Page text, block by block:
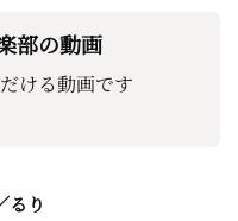
部の動画
ける動画です
り